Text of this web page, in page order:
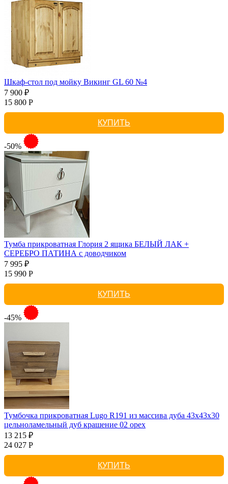
Шкаф-стол под мойку Викинг GL 60 №4
7 900 ₽
15 800 Р
КУПИТЬ
-50%
Тумба прикроватная Глория 2 ящика БЕЛЫЙ ЛАК +
СЕРЕБРО ПАТИНА с доводчиком
7 995 ₽
15 990 Р
КУПИТЬ
-45%
Тумбочка прикроватная Lugo R191 из массива дуба 43х43х30
цельноламельный дуб крашение 02 орех
13 215 ₽
24 027 Р
КУПИТЬ